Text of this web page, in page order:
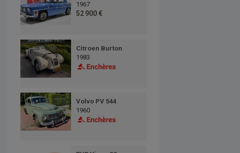
1967
52 900 €
Citroen Burton
1983
Volvo PV 544
1960